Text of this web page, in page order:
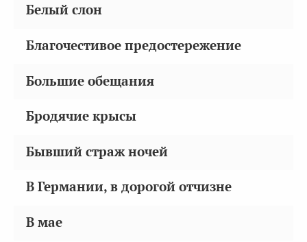
Белый слон
Благочестивое предостережение
Большие обещания
Бродячие крысы
Бывший страж ночей
В Германии, в дорогой отчизне
В мае